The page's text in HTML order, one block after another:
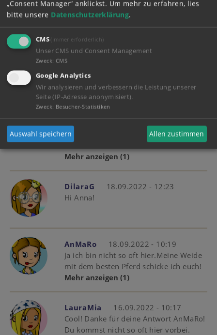
Roseforever, Marie, Bubblez (Lezi),
MariaMalerin, MiraAmelie, Milli2018
und AppleCat)
Lieblingsemoji
Mehr anzeigen
LauraMia
echt cool! Du hast tolle Pferde. Bist du
eine Zirkusdirekteurin?
Mehr anzeigen (1)
DilaraG
18.09.2022 - 12:23
Hi Anna!
AnMaRo
18.09.2022 - 10:19
Ja ich bin nicht so oft hier.Meine Weide
mit dem besten Pferd schicke ich euch!
Mehr anzeigen (1)
LauraMia
16.09.2022 - 10:17
Cool! Danke für deine Antwort AnMaRo!
Du kommst nicht so oft hier vorbei.
„Consent Manager“ anklickst. Um mehr zu erfahren, lies
bitte unsere Datenschutzerklärung.
CMS (immer erforderlich)
Unser CMS und Consent Management
Zweck: CMS
Google Analytics
Wir analysieren und verbessern die Leistung unserer
Seite (IP-Adresse anonymisiert).
Zweck: Besucher-Statistiken
Auswahl speichern Allen zustimmen